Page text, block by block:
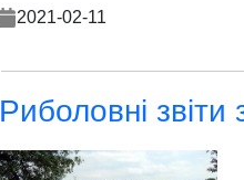
2021-02-11
Риболовні